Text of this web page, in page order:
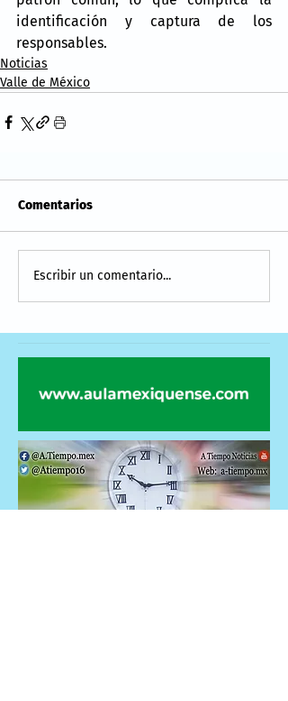
identificación y captura de los
responsables.
Noticias
Valle de México
Comentarios
Escribir un comentario...